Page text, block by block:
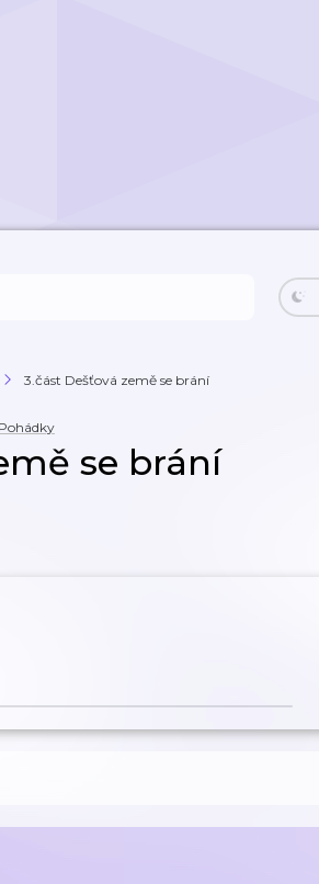
3.část Dešťová země se brání
Pohádky
se brání